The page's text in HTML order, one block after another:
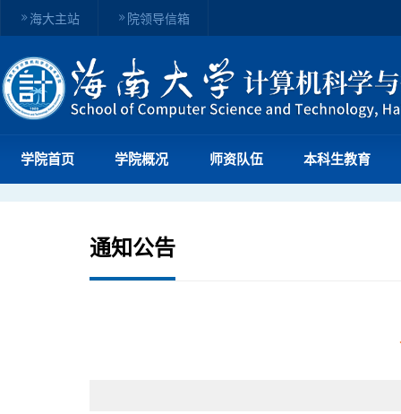
海大主站 院领导信箱
学院首页 学院概况 师资队伍 本科生教育
通知公告